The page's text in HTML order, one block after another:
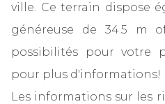
ville. Ce terrain dispose
généreuse de 34.5 m
possibilités pour votre
pour plus d'informations!
Les informations sur les